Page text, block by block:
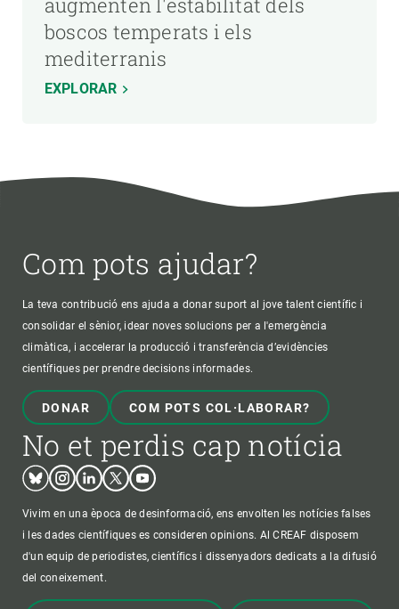
boscos temperats i els
mediterranis
EXPLORAR
Com pots ajudar?
La teva contribució ens ajuda a donar suport al jove talent científic i
consolidar el sènior, idear noves solucions per a l'emergència
climàtica, i accelerar la producció i transferència d’evidències
científiques per prendre decisions informades.
DONAR COM POTS COL·LABORAR?
No et perdis cap notícia
BlueskyInstagram
LinkedinTwitterYoutube
Vivim en una època de desinformació, ens envolten les notícies falses
i les dades científiques es consideren opinions. Al CREAF disposem
d'un equip de periodistes, científics i dissenyadors dedicats a la difusió
del coneixement.